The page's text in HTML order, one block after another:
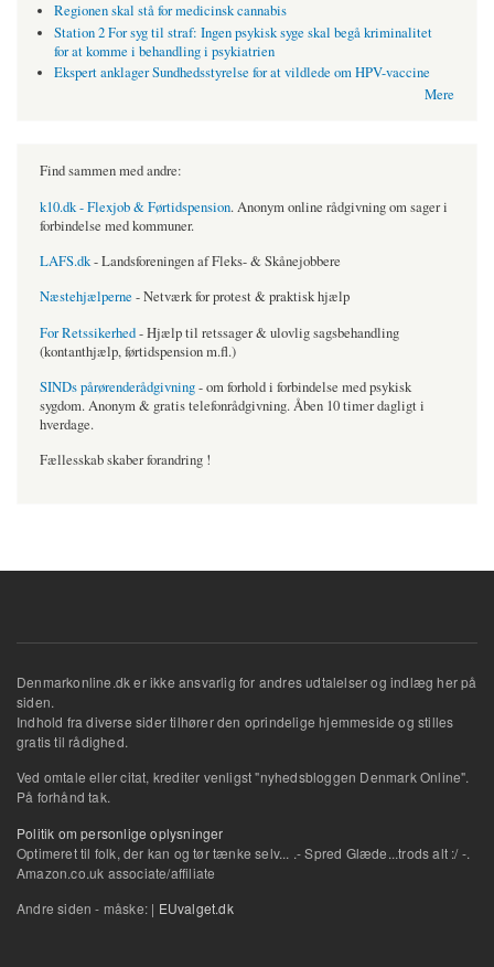
Regionen skal stå for medicinsk cannabis
Station 2 For syg til straf: Ingen psykisk syge skal begå kriminalitet
for at komme i behandling i psykiatrien
Ekspert anklager Sundhedsstyrelse for at vildlede om HPV-vaccine
Mere
Find sammen med andre:
k10.dk - Flexjob & Førtidspension. Anonym online rådgivning om sager i
forbindelse med kommuner.
LAFS.dk- Landsforeningen af Fleks- & Skånejobbere
Næstehjælperne - Netværk for protest & praktisk hjælp
For Retssikerhed- Hjælp til retssager & ulovlig sagsbehandling
(kontanthjælp, førtidspension m.fl.)
SINDs pårørenderådgivning- om forhold i forbindelse med psykisk
sygdom. Anonym & gratis telefonrådgivning. Åben 10 timer dagligt i
hverdage.
Fællesskab skaber forandring !
Denmarkonline.dk er ikke ansvarlig for andres udtalelser og indlæg her på
siden.
Indhold fra diverse sider tilhører den oprindelige hjemmeside og stilles
gratis til rådighed.
Ved omtale eller citat, krediter venligst "nyhedsbloggen Denmark Online".
På forhånd tak.
Politik om personlige oplysninger
Optimeret til folk, der kan og tør tænke selv... .- Spred Glæde...trods alt :/ -.
Amazon.co.uk associate/affiliate
Andre siden - måske: | EUvalget.dk